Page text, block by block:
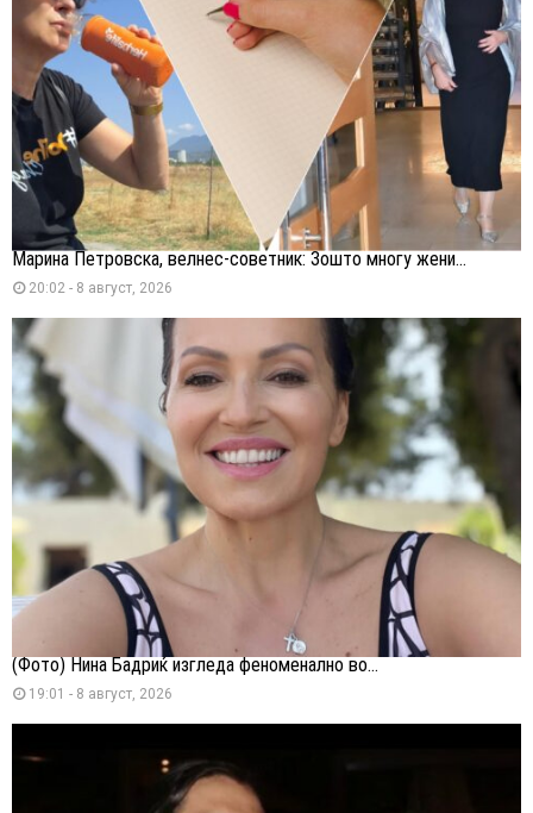
Марина Петровска, велнес-советник: Зошто многу жени...
20:02 - 8 август, 2026
(Фото) Нина Бадриќ изгледа феноменално во...
19:01 - 8 август, 2026